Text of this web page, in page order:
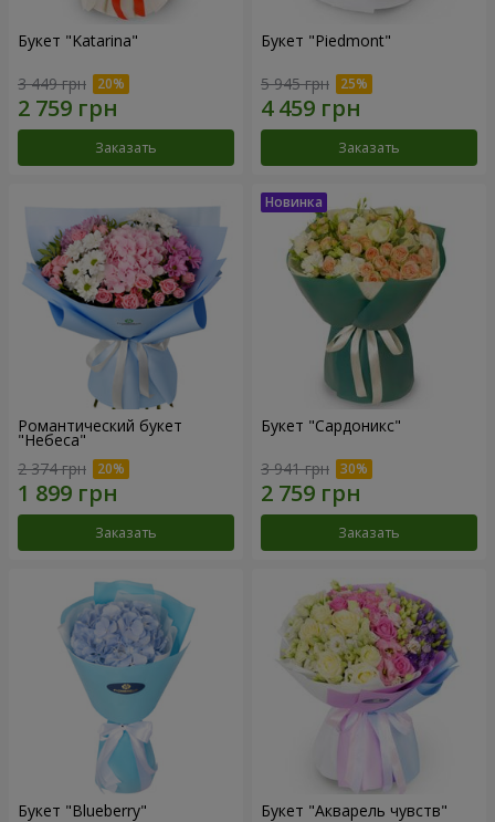
Букет "Katarina"
3 449 грн
Заказать
Букет "Piedmont"
5 945 грн
Заказать
Романтический букет
"Небеса"
2 374 грн
Заказать
Букет "Сардоникс"
3 941 грн
Заказать
Букет "Blueberry" Букет "Акварель чувств"